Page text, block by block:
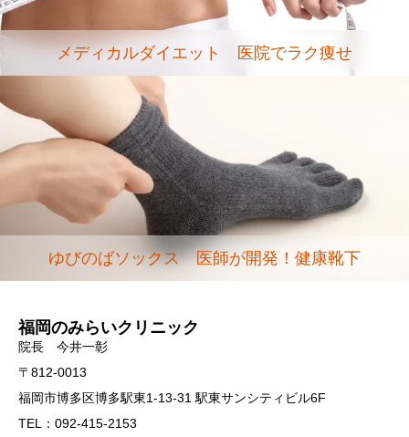
メディカルダイエット 医院でラク痩せ
ゆびのばソックス 医師が開発！健康靴下
福岡のみらいクリニック
院長 今井一彰
〒812-0013
福岡市博多区博多駅東1-13-31 駅東サンシティビル6F
TEL：092-415-2153